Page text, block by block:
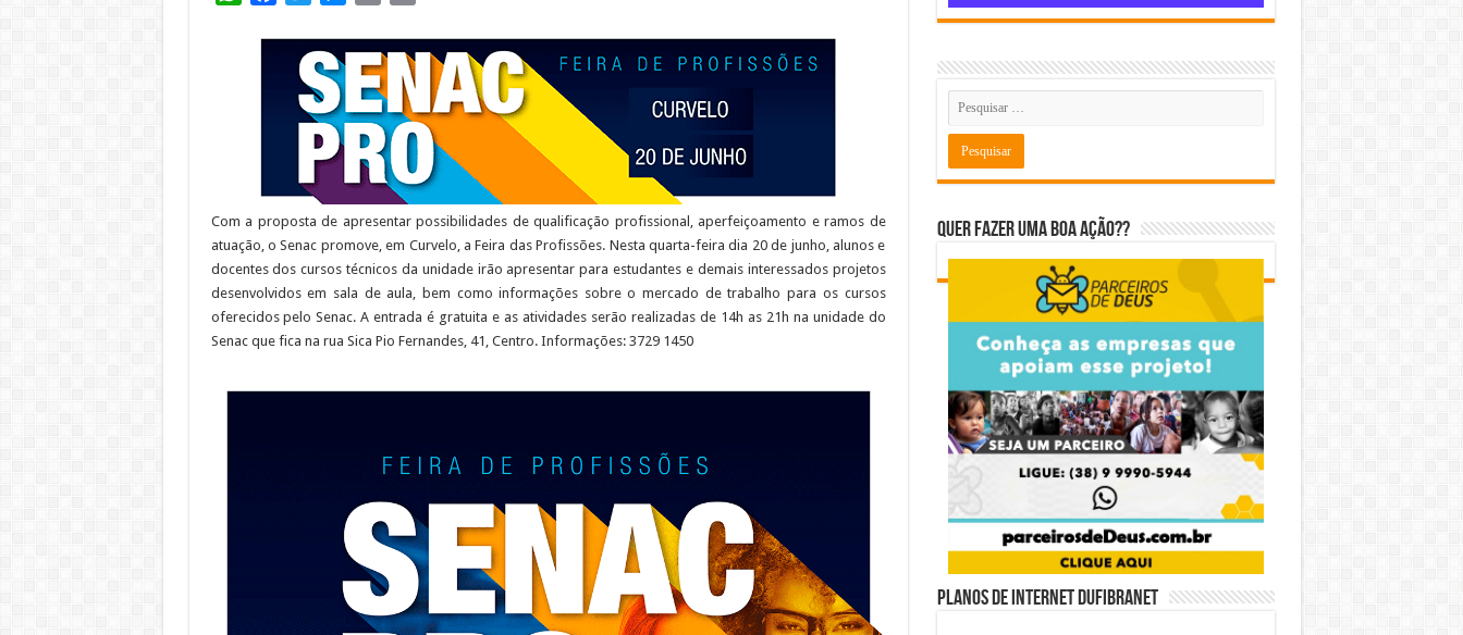
Com a proposta de apresentar possibilidades de qualificação profissional, aperfeiçoamento e ramos de
atuação, o Senac promove, em Curvelo, a Feira das Profissões. Nesta quarta-feira dia 20 de junho, alunos e
docentes dos cursos técnicos da unidade irão apresentar para estudantes e demais interessados projetos
desenvolvidos em sala de aula, bem como informações sobre o mercado de trabalho para os cursos
oferecidos pelo Senac. A entrada é gratuita e as atividades serão realizadas de 14h as 21h na unidade do
Senac que fica na rua Sica Pio Fernandes, 41, Centro. Informações: 3729 1450
Quer fazer uma boa ação??
Planos de internet DUFIBRANET